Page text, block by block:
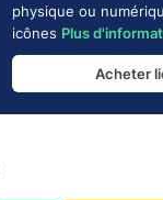
physique ou
icônes Plus
Acheter